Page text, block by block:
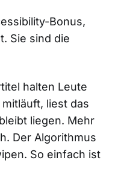
Bonus,
Sie sind die
halten Leute
liest das
liegen. Mehr
Der Algorithmus
So einfach ist